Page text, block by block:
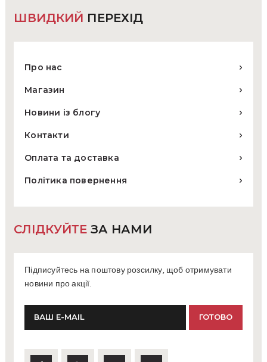
ШВИДКИЙ ПЕРЕХІД
Про нас
Магазин
Новини із блогу
Контакти
Оплата та доставка
Політика повернення
СЛІДКУЙТЕ ЗА НАМИ
Підписуйтесь на поштову розсилку, щоб отримувати
новини про акції.